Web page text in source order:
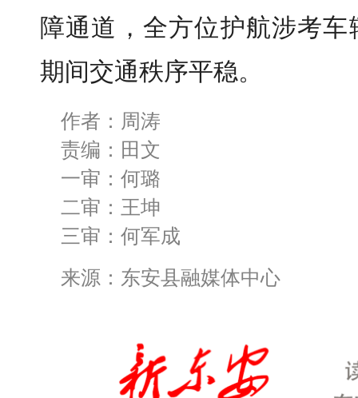
障通道，全方位护航涉考
期间交通秩序平稳。
作者：周涛
责编：田文
一审：何璐
二审：王坤
三审：何军成
来源：东安县融媒体中心